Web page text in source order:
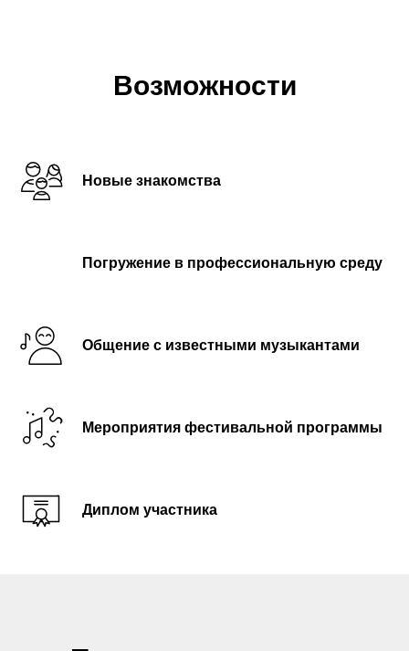
Возможности
Новые знакомства
Погружение в профессиональную среду
Общение с известными музыкантами
Мероприятия фестивальной программы
Диплом участника